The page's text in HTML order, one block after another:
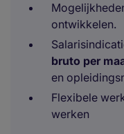
ontwikkelen.
bruto per
en
Flexibele
werken